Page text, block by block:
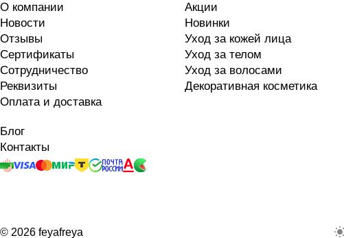
Акции
Новинки
Уход за кожей лица
Уход за телом
Уход за волосами
Декоративная косметика
О компании
Новости
Отзывы
Сертификаты
Сотрудничество
Реквизиты
Оплата и доставка
Блог
Контакты
© 2026 feyafreya